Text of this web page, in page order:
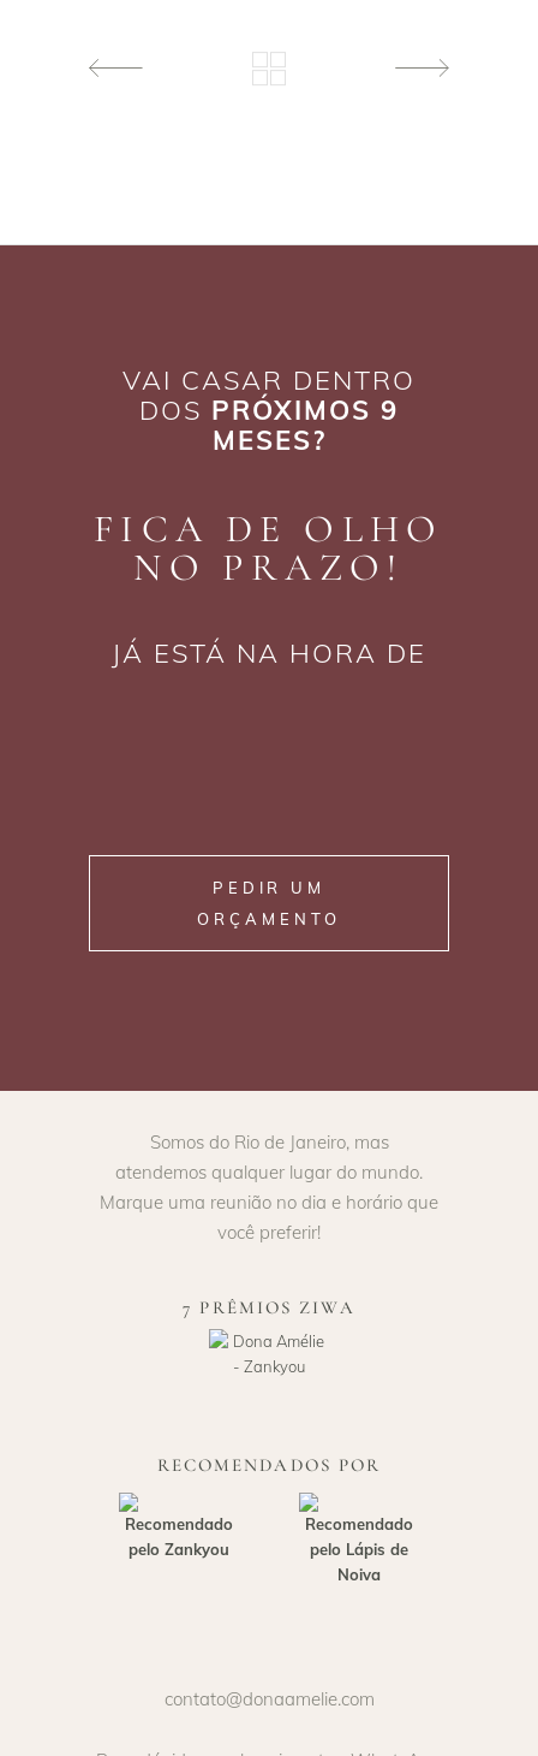
VAI CASAR DENTRO
DOS PRÓXIMOS 9
MESES?
FICA DE OLHO
NO PRAZO!
JÁ ESTÁ NA HORA DE
PEDIR UM
ORÇAMENTO
Somos do Rio de Janeiro, mas
atendemos qualquer lugar do mundo.
Marque uma reunião no dia e horário que
você preferir!
7 PRÊMIOS ZIWA
RECOMENDADOS POR
contato@donaamelie.com